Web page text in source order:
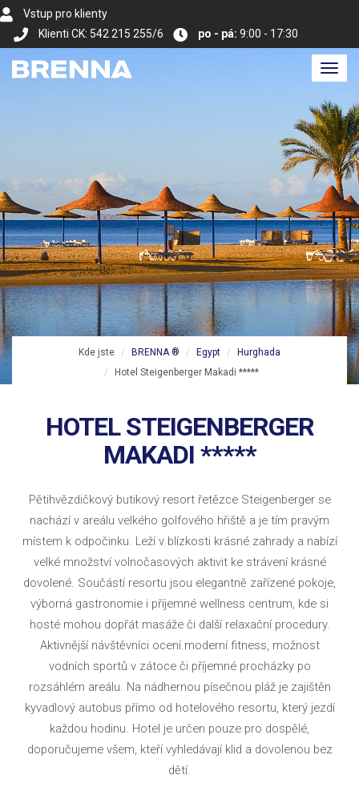
Vstup pro klienty
Klienti CK: 542 215 255/6
po - pá: 9:00 - 17:30
Kde jste BRENNA ® Egypt
Hurghada
Hotel Steigenberger Makadi *****
HOTEL STEIGENBERGER
MAKADI *****
Pětihvězdičkový butikový resort řetězce Steigenberger se
nachází v areálu velkého golfového hřiště a je tím pravým
místem k odpočinku. Leží v blízkosti krásné zahrady a nabízí
velké množství volnočasových aktivit ke strávení krásné
dovolené. Součástí resortu jsou elegantně zařízené pokoje,
výborná gastronomie i příjemné wellness centrum, kde si
hosté mohou dopřát masáže či další relaxační procedury.
Aktivnější návštěvníci ocení moderní fitness, možnost
vodních sportů v zátoce či příjemné procházky po
rozsáhlém areálu. Na nádhernou písečnou pláž je zajištěn
kyvadlový autobus přímo od hotelového resortu, který jezdí
každou hodinu. Hotel je určen pouze pro dospělé,
doporučujeme všem, kteří vyhledávají klid a dovolenou bez
dětí.